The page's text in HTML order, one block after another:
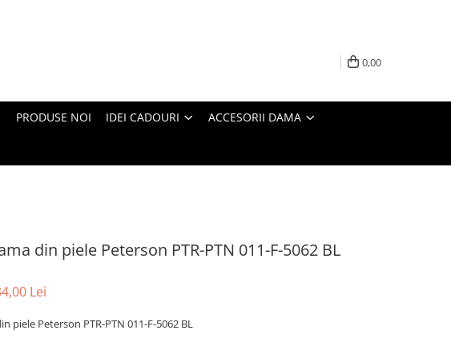
0,00
PRODUSE NOI IDEI CADOURI ACCESORII DAMA
din piele Peterson PTR-PTN 011-F-5062 BL
Lei
piele Peterson PTR-PTN 011-F-5062 BL